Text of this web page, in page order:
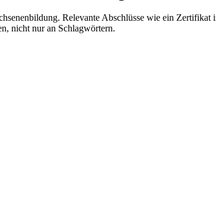
Relevante Abschlüsse wie ein
nicht nur an Schlagwörtern.